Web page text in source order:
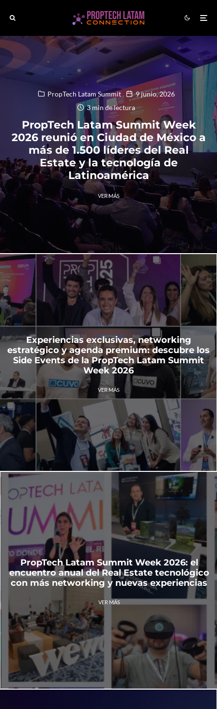
PropTech Latam Summit
9 junio, 2026
3 min de lectura
PropTech Latam Summit Week
2026 reunió en Ciudad de México a
más de 1.500 líderes del Real
Estate y la tecnología de
Latinoamérica
VER MÁS
Experiencias exclusivas, networking
estratégico y agenda premium: descubre los
Side Events de la PropTech Latam Summit
Week 2026
VER MÁS
PropTech Latam Summit Week 2026: el
encuentro anual del Real Estate tecnológico
con más networking y nuevas experiencias
VER MÁS